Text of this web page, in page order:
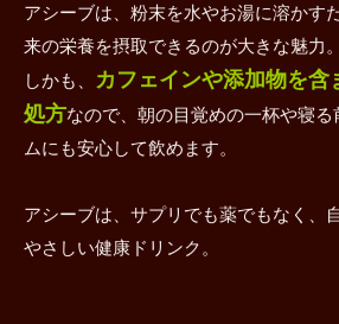
アシーブは、粉末を水やお湯に溶かす
来の栄養を摂取できるのが大きな魅力。
しかも、
カフェインや添加物を含
処方なので、朝の目覚めの一杯や寝る
ムにも安心して飲めます。
アシーブは、サプリでも薬でもなく、
やさしい健康ドリンク。